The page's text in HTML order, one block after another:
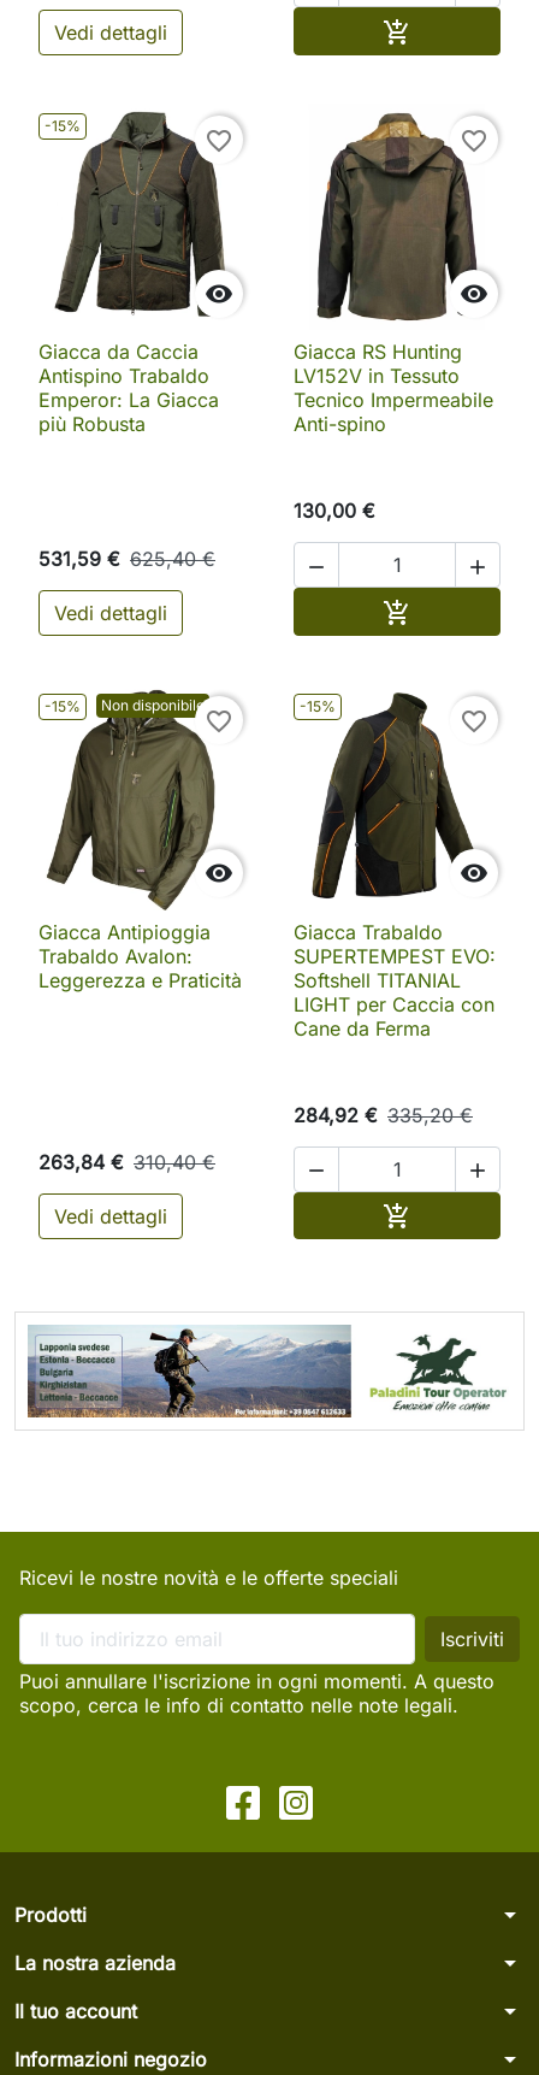
Vedi dettagli 
-15%

favorite_border
Giacca da Caccia
Antispino Trabaldo
Emperor: La Giacca
più Robusta
531,59 € 625,40 €
Vedi dettagli

favorite_border
Giacca RS Hunting
LV152V in Tessuto
Tecnico Impermeabile
Anti-spino
130,00 €
 

-15% Non disponibile

favorite_border
Giacca Antipioggia
Trabaldo Avalon:
Leggerezza e Praticità
263,84 € 310,40 €
Vedi dettagli
-15%

favorite_border
Giacca Trabaldo
SUPERTEMPEST EVO:
Softshell TITANIAL
LIGHT per Caccia con
Cane da Ferma
284,92 € 335,20 €
 

Ricevi le nostre novità e le offerte speciali
Puoi annullare l'iscrizione in ogni momenti. A questo
scopo, cerca le info di contatto nelle note legali.
Prodotti arrow_drop_down
La nostra azienda arrow_drop_down
Il tuo account arrow_drop_down
Informazioni negozio arrow_drop_down